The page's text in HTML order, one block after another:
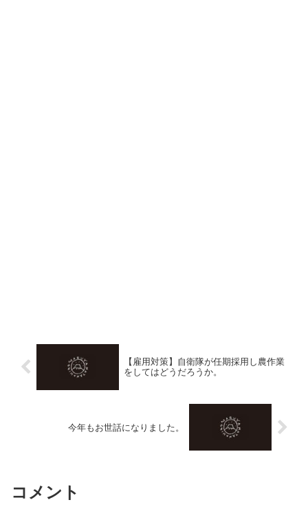
【雇用対策】自衛隊が任期採用し農作業
をしてはどうだろうか。
今年もお世話になりました。
コメント